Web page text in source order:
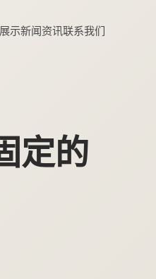
示新闻资讯联系我们
定的